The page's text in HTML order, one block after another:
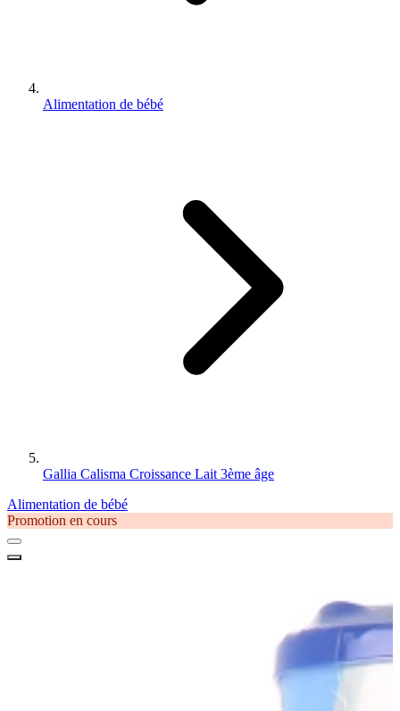
Alimentation de bébé
Gallia Calisma Croissance Lait 3ème âge
Alimentation de bébé
Promotion en cours